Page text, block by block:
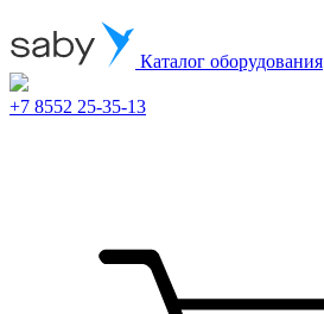
Каталог оборудования
+7 8552 25-35-13